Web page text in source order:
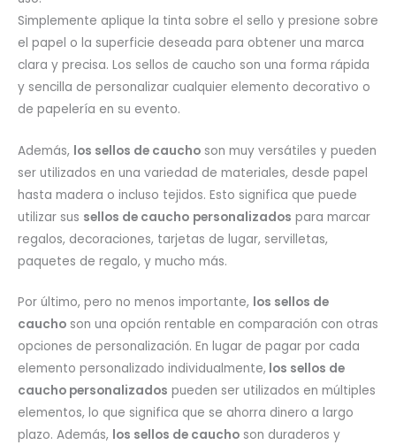
Simplemente aplique la tinta sobre el sello y presione sobre
el papel o la superficie deseada para obtener una marca
clara y precisa. Los sellos de caucho son una forma rápida
y sencilla de personalizar cualquier elemento decorativo o
de papelería en su evento.
Además, los sellos de caucho son muy versátiles y pueden
ser utilizados en una variedad de materiales, desde papel
hasta madera o incluso tejidos. Esto significa que puede
utilizar sus sellos de caucho personalizados para marcar
regalos, decoraciones, tarjetas de lugar, servilletas,
paquetes de regalo, y mucho más.
Por último, pero no menos importante, los sellos de
caucho son una opción rentable en comparación con otras
opciones de personalización. En lugar de pagar por cada
elemento personalizado individualmente, los sellos de
caucho personalizados pueden ser utilizados en múltiples
elementos, lo que significa que se ahorra dinero a largo
plazo. Además, los sellos de caucho son duraderos y